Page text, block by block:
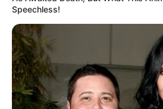
© 2025 EVIANEWS του
Speechless!